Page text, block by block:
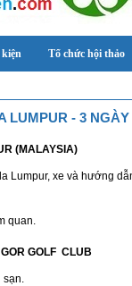
kiện Tổ chức hội thảo
LUMPUR - 3
(MALAYSIA)
Lumpur, xe và hướng
quan.
GOLF CLUB
sạn.